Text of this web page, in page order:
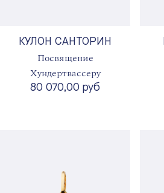
КУЛОН САНТОРИН
Посвящение
Хундертвассеру
80 070,00 руб